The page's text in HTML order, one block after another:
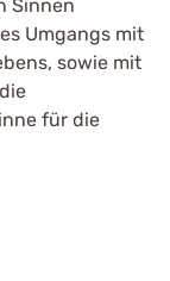
Sinnen
Umgangs mit
sowie mit
für die